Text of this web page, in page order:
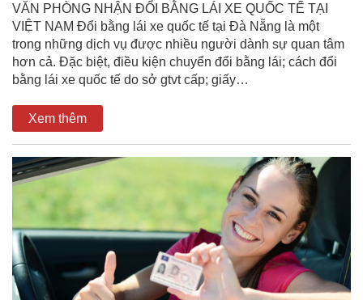
VĂN PHÒNG NHẬN ĐỔI BẰNG LÁI XE QUỐC TẾ TẠI
VIỆT NAM Đổi bằng lái xe quốc tế tại Đà Nẵng là một
trong những dịch vụ được nhiều người dành sự quan tâm
hơn cả. Đặc biệt, điều kiện chuyển đổi bằng lái; cách đổi
bằng lái xe quốc tế do sở gtvt cấp; giấy…
Xem thêm